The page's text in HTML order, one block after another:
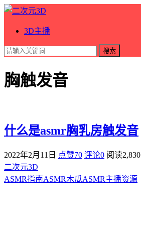
3D主播
搜索
胸触发音
什么是asmr胸乳房触发音
2022年2月11日 点赞70 评论0 阅读2,830
二次元3D
ASMR指南ASMR木瓜ASMR主播资源